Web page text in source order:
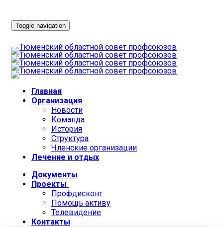
Toggle navigation
Главная
Организация
Новости
Команда
История
Структура
Членские организации
Лечение и отдых
Документы
Проекты
Профдисконт
Помощь активу
Телевидение
Контакты